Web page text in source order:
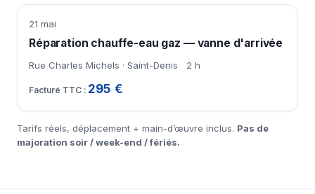
21 mai
Réparation chauffe-eau gaz — vanne d'arrivée
Rue Charles Michels · Saint-Denis 2 h
295 €
Tarifs réels, déplacement + main-d’œuvre inclus. Pas de
majoration soir / week-end / fériés.